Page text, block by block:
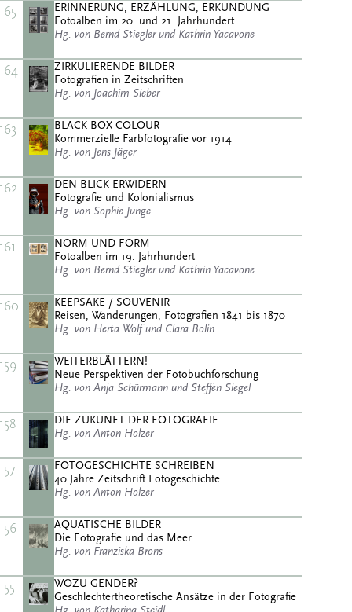
165
ERINNERUNG, ERZÄHLUNG, ERKUNDUNG
Fotoalben im 20. und 21. Jahrhundert
Hg. von Bernd Stiegler und Kathrin Yacavone
164
ZIRKULIERENDE BILDER
Fotografien in Zeitschriften
Hg. von Joachim Sieber
163
BLACK BOX COLOUR
Kommerzielle Farbfotografie vor 1914
Hg. von Jens Jäger
162
DEN BLICK ERWIDERN
Fotografie und Kolonialismus
Hg. von Sophie Junge
161
NORM UND FORM
Fotoalben im 19. Jahrhundert
Hg. von Bernd Stiegler und Kathrin Yacavone
160
KEEPSAKE / SOUVENIR
Reisen, Wanderungen, Fotografien 1841 bis 1870
Hg. von Herta Wolf und Clara Bolin
159
WEITERBLÄTTERN!
Neue Perspektiven der Fotobuchforschung
Hg. von Anja Schürmann und Steffen Siegel
158
DIE ZUKUNFT DER FOTOGRAFIE
Hg. von Anton Holzer
157
FOTOGESCHICHTE SCHREIBEN
40 Jahre Zeitschrift Fotogeschichte
Hg. von Anton Holzer
156
AQUATISCHE BILDER
Die Fotografie und das Meer
Hg. von Franziska Brons
155
WOZU GENDER?
Geschlechtertheoretische Ansätze in der Fotografie